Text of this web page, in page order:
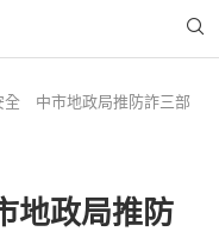
全 中市地政局推防詐三部
地政局推防